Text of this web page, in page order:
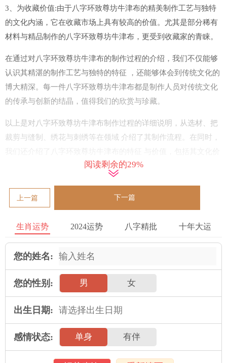
3、为收藏价值:由于八字环致尊坊牛津布的精美制作工艺与独特
的文化内涵，它在收藏市场上具有较高的价值。尤其是部分稀有
材料与精品制作的八字环致尊坊牛津布，更受到收藏家的青睐。
在通过对八字环致尊坊牛津布的制作过程的介绍，我们不仅能够
认识其精湛的制作工艺与独特的特征 ，还能够体会到传统文化的
博大精深。每一件八字环致尊坊牛津布都是制作人员对传统文化
的传承与创新的结晶，值得我们的欣赏与珍藏。
以上是对八字环致尊坊牛津布制作过程的详细说明，从选材、把
裁剪与缝制、绣花与刺绣等在领域 介绍了其制作流程。在同时，
值、装饰性与收藏价值。通过在这篇文章，希望们更好地认识与
属虎人2025年全年运势详解 属兔人2025年全年运势详解
属龙人2025年全年运势详解 属蛇人2025年全年运势详解
属马人2025年全年运势详解 属羊人2025年全年运势详解
属猴人2025年全年运势详解 属鸡人2025年全年运势详解
属狗人2025年全年运势详解 属猪人2025年全年运势详解
阅读剩余的29%
上一篇 下一篇
生肖运势 2024运势 八字精批 十年大运
您的姓名:
您的性别: 男 女
出生日期:
感情状态: 单身 有伴